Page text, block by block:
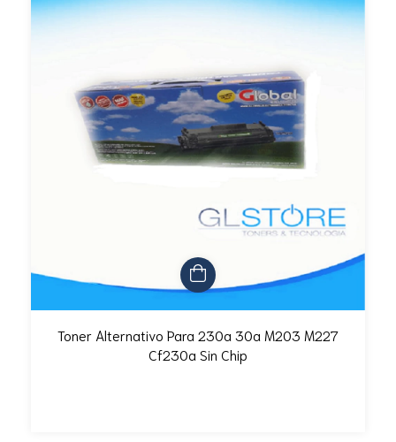
Toner Alternativo Para 230a 30a M203 M227
Cf230a Sin Chip